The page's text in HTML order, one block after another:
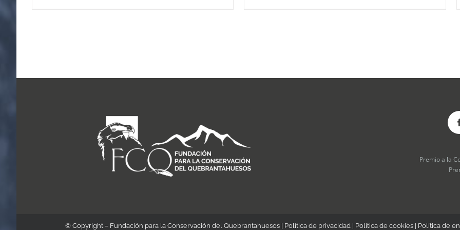
Premio a la
© Copyright – Fundación para la Conservación del Quebrantahuesos | Política de privacidad| Política de cookies| Política de